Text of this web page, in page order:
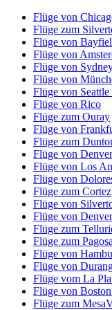
Flüge von
Flüge zum
Flüge von
Flüge von
Flüge von
Flüge von
Flüge von
Flüge von Rico
Flüge zum Ouray
Flüge von
Flüge zum
Flüge von
Flüge von Los
Flüge von
Flüge zum Cortez
Flüge von
Flüge von
Flüge zum
Flüge zum
Flüge von
Flüge von
Flüge vom La
Flüge von
Flüge zum